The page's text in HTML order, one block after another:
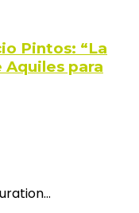
Pintos: “La
para